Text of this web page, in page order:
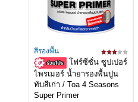
สีรองพื้น
โฟร์ซีซั่น ซูปเปอร์
ไพรเมอร์ น้ำยารองพื้นปูน
ทับสีเก่า / Toa 4 Seasons
Super Primer